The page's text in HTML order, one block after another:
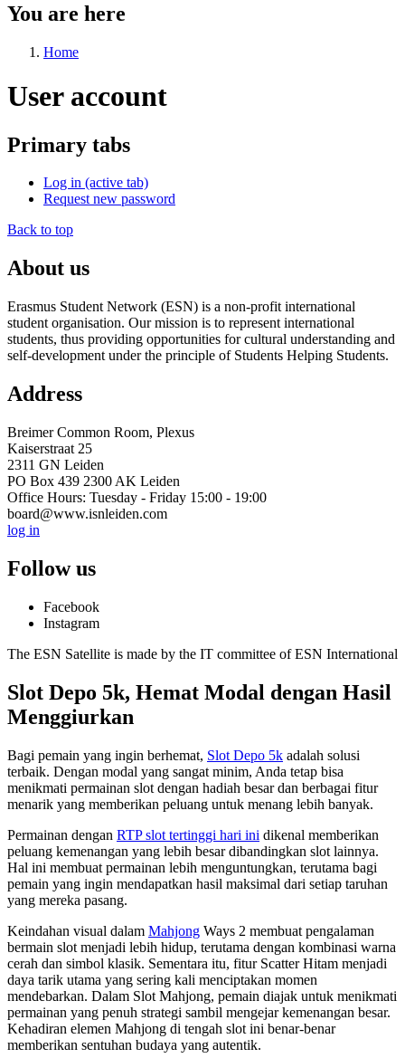
You are here
Home
User account
Primary tabs
Log in (active tab)
Request new password
Back to top
About us
Erasmus Student Network (ESN) is a non-profit international
student organisation. Our mission is to represent international
students, thus providing opportunities for cultural understanding and
self-development under the principle of Students Helping Students.
Address
Breimer Common Room, Plexus
Kaiserstraat 25
2311 GN Leiden
PO Box 439 2300 AK Leiden
Office Hours: Tuesday - Friday 15:00 - 19:00
board@www.isnleiden.com
log in
Follow us
Facebook
Instagram
The ESN Satellite is made by the IT committee of ESN International
Slot Depo 5k, Hemat Modal dengan Hasil
Menggiurkan
Bagi pemain yang ingin berhemat, Slot Depo 5k adalah solusi
terbaik. Dengan modal yang sangat minim, Anda tetap bisa
menikmati permainan slot dengan hadiah besar dan berbagai fitur
menarik yang memberikan peluang untuk menang lebih banyak.
Permainan dengan RTP slot tertinggi hari ini dikenal memberikan
peluang kemenangan yang lebih besar dibandingkan slot lainnya.
Hal ini membuat permainan lebih menguntungkan, terutama bagi
pemain yang ingin mendapatkan hasil maksimal dari setiap taruhan
yang mereka pasang.
Keindahan visual dalam Mahjong Ways 2 membuat pengalaman
bermain slot menjadi lebih hidup, terutama dengan kombinasi warna
cerah dan simbol klasik. Sementara itu, fitur Scatter Hitam menjadi
daya tarik utama yang sering kali menciptakan momen
mendebarkan. Dalam Slot Mahjong, pemain diajak untuk menikmati
permainan yang penuh strategi sambil mengejar kemenangan besar.
Kehadiran elemen Mahjong di tengah slot ini benar-benar
memberikan sentuhan budaya yang autentik.